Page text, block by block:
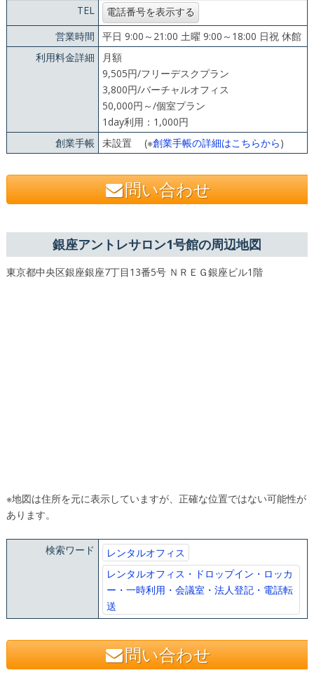
TEL
営業時間
平日 9:00～21:00 土曜 9:00～18:00 日祝 休館
利用料金詳細
月額
9,505円/フリーデスクプラン
3,800円/バーチャルオフィス
50,000円～/個室プラン
1day利用：1,000円
創業手帳 未設置 (※創業手帳の詳細はこちらから)
問い合わせ
銀座アントレサロン1号館の周辺地図
東京都中央区銀座銀座7丁目13番5号 ＮＲＥＧ銀座ビル1階
※地図は住所を元に表示していますが、正確な位置ではない可能性が
あります。
検索ワード
レンタルオフィス
レンタルオフィス・ドロップイン・ロッカ
ー・一時利用・会議室・法人登記・電話転
送
問い合わせ